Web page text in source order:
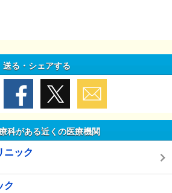
送る・シェアする
科がある近くの医療機関
ニック
ク